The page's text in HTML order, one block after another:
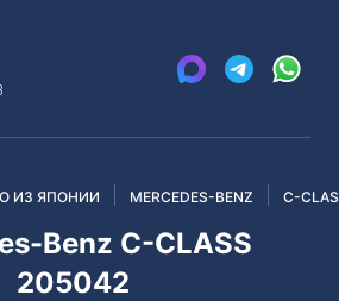
ИЗ ЯПОНИИ MERCEDES-BENZ C-
Benz C-CLASS
205042